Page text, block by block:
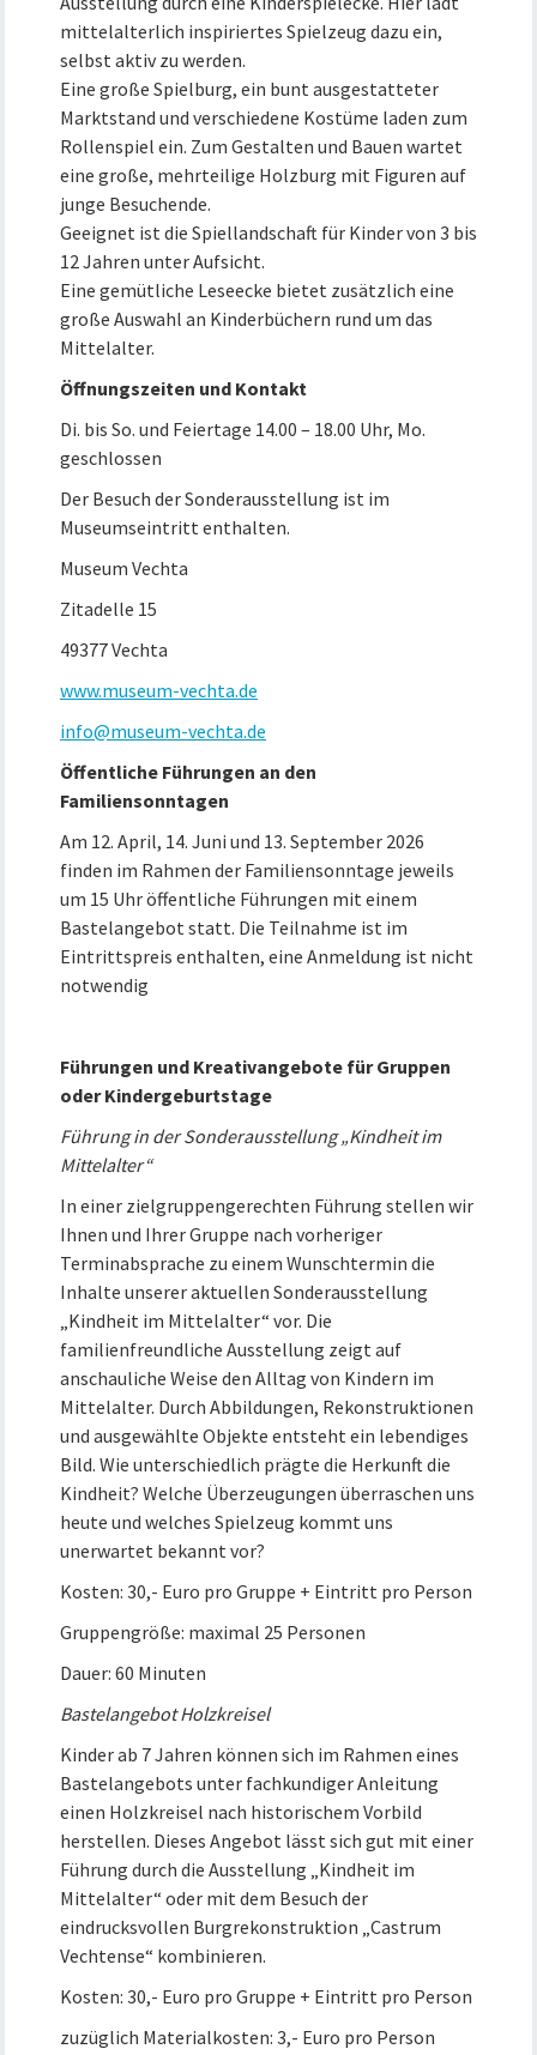
mittelalterlich inspiriertes Spielzeug dazu ein,
selbst aktiv zu werden.
Eine große Spielburg, ein bunt ausgestatteter
Marktstand und verschiedene Kostüme laden zum
Rollenspiel ein. Zum Gestalten und Bauen wartet
eine große, mehrteilige Holzburg mit Figuren auf
junge Besuchende.
Geeignet ist die Spiellandschaft für Kinder von 3 bis
12 Jahren unter Aufsicht.
Eine gemütliche Leseecke bietet zusätzlich eine
große Auswahl an Kinderbüchern rund um das
Mittelalter.
Öffnungszeiten und Kontakt
Di. bis So. und Feiertage 14.00 – 18.00 Uhr, Mo.
geschlossen
Der Besuch der Sonderausstellung ist im
Museumseintritt enthalten.
Museum Vechta
Zitadelle 15
49377 Vechta
www.museum-vechta.de
info@museum-vechta.de
Öffentliche Führungen an den
Familiensonntagen
Am 12. April, 14. Juni und 13. September 2026
finden im Rahmen der Familiensonntage jeweils
um 15 Uhr öffentliche Führungen mit einem
Bastelangebot statt. Die Teilnahme ist im
Eintrittspreis enthalten, eine Anmeldung ist nicht
notwendig
Führungen und Kreativangebote für Gruppen
oder Kindergeburtstage
Führung in der Sonderausstellung „Kindheit im
Mittelalter“
In einer zielgruppengerechten Führung stellen wir
Ihnen und Ihrer Gruppe nach vorheriger
Terminabsprache zu einem Wunschtermin die
Inhalte unserer aktuellen Sonderausstellung
„Kindheit im Mittelalter“ vor. Die
familienfreundliche Ausstellung zeigt auf
anschauliche Weise den Alltag von Kindern im
Mittelalter. Durch Abbildungen, Rekonstruktionen
und ausgewählte Objekte entsteht ein lebendiges
Bild. Wie unterschiedlich prägte die Herkunft die
Kindheit? Welche Überzeugungen überraschen uns
heute und welches Spielzeug kommt uns
unerwartet bekannt vor?
Kosten: 30,- Euro pro Gruppe + Eintritt pro Person
Gruppengröße: maximal 25 Personen
Dauer: 60 Minuten
Bastelangebot Holzkreisel
Kinder ab 7 Jahren können sich im Rahmen eines
Bastelangebots unter fachkundiger Anleitung
einen Holzkreisel nach historischem Vorbild
herstellen. Dieses Angebot lässt sich gut mit einer
Führung durch die Ausstellung „Kindheit im
Mittelalter“ oder mit dem Besuch der
eindrucksvollen Burgrekonstruktion „Castrum
Vechtense“ kombinieren.
Kosten: 30,- Euro pro Gruppe + Eintritt pro Person
zuzüglich Materialkosten: 3,- Euro pro Person